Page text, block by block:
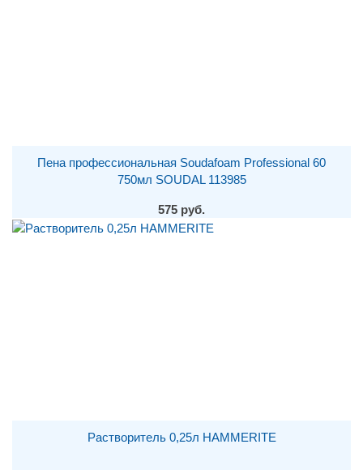
Пена профессиональная Soudafoam Professional 60
750мл SOUDAL 113985
575 руб.
Растворитель 0,25л HAMMERITE